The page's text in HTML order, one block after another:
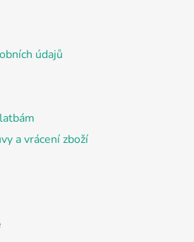
údajů
a vrácení zboží